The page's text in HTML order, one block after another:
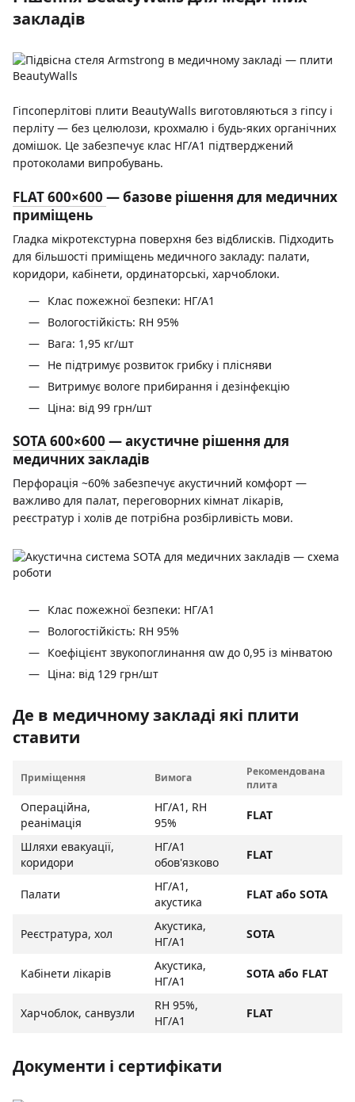
закладів
Гіпсоперлітові плити BeautyWalls виготовляються з гіпсу і
перліту — без целюлози, крохмалю і будь-яких органічних
домішок. Це забезпечує клас НГ/A1 підтверджений
протоколами випробувань.
FLAT 600×600 — базове рішення для медичних
приміщень
Гладка мікротекстурна поверхня без відблисків. Підходить
для більшості приміщень медичного закладу: палати,
коридори, кабінети, ординаторські, харчоблоки.
Клас пожежної безпеки: НГ/A1
Вологостійкість: RH 95%
Вага: 1,95 кг/шт
Не підтримує розвиток грибку і плісняви
Витримує вологе прибирання і дезінфекцію
Ціна: від 99 грн/шт
SOTA 600×600 — акустичне рішення для
медичних закладів
Перфорація ~60% забезпечує акустичний комфорт —
важливо для палат, переговорних кімнат лікарів,
реєстратур і холів де потрібна розбірливість мови.
Клас пожежної безпеки: НГ/A1
Вологостійкість: RH 95%
Коефіцієнт звукопоглинання αw до 0,95 із мінватою
Ціна: від 129 грн/шт
Де в медичному закладі які плити
ставити
Приміщення Вимога
Рекомендована
плита
Операційна,
реанімація
НГ/A1, RH
95%
FLAT
Шляхи евакуації,
коридори
НГ/A1
обов'язково
FLAT
Палати
НГ/A1,
акустика
FLAT або SOTA
Реєстратура, хол
Акустика,
НГ/A1
SOTA
Кабінети лікарів
Акустика,
НГ/A1
SOTA або FLAT
Харчоблок, санвузли
RH 95%,
НГ/A1
FLAT
Документи і сертифікати